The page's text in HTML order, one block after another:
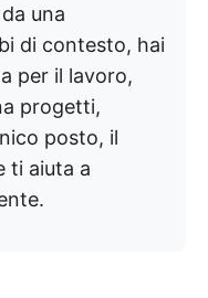
una
di contesto, hai
per il lavoro,
progetti,
posto, il
ti aiuta a